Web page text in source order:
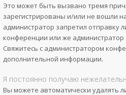
Это может быть вызвано тремя
зарегистрированы и/или не вошли
администратор запретил отправку
конференции или же администратор
Свяжитесь с администратором
дополнительной информации.
Я постоянно получаю
Вы можете автоматически удалять